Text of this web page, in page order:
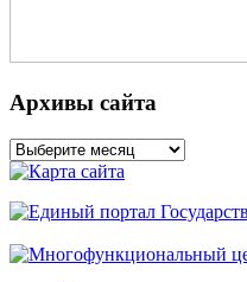
Архивы сайта
Архивы
сайта